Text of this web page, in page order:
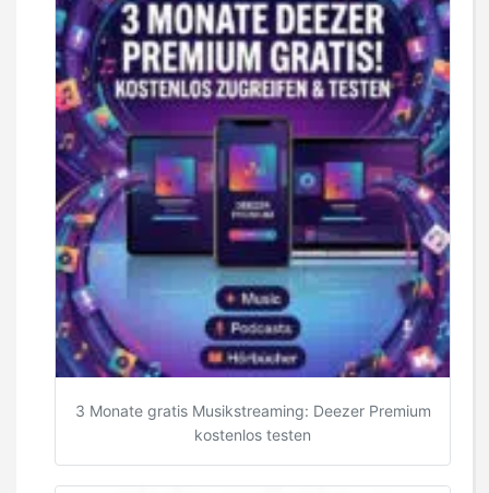
3 Monate gratis Musikstreaming: Deezer Premium
kostenlos testen